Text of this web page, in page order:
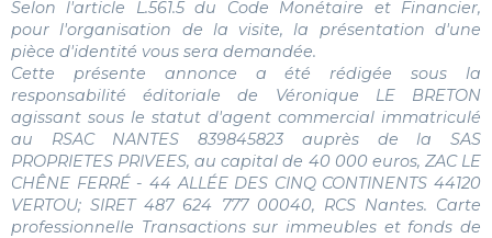
Selon l'article L.561.5 du Code Monétaire et Financier,
pour l'organisation de la visite, la présentation d'une
pièce d'identité vous sera demandée.
Cette présente annonce a été rédigée sous la
responsabilité éditoriale de Véronique LE BRETON
agissant sous le statut d'agent commercial immatriculé
au RSAC NANTES 839845823 auprès de la SAS
PROPRIETES PRIVEES, au capital de 40 000 euros, ZAC LE
CHÊNE FERRÉ - 44 ALLÉE DES CINQ CONTINENTS 44120
VERTOU; SIRET 487 624 777 00040, RCS Nantes. Carte
professionnelle Transactions sur immeubles et fonds de